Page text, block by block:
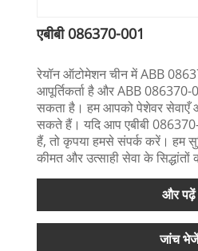
एबीबी 086370-001
रेयॉन ऑटोमेशन चीन में ABB
आपूर्तिकर्ता है और ABB
सकता है। हम आपको पेशेवर सेवाएँ
सकते हैं। यदि आप एबीबी
हैं, तो कृपया हमसे संपर्क करें। हम
कीमत और उत्साही सेवा के
और पढ़ें
जांच भेजें